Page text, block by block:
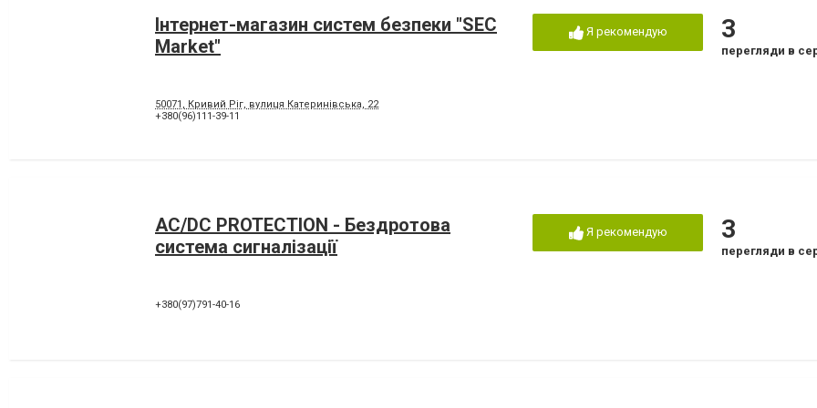
Інтернет-магазин систем безпеки "SEC
Market"
50071, Кривий Ріг, вулиця Катеринівська, 22
+380(96)111-39-11
Я рекомендую 3
перегляди в
AC/DC PROTECTION - Бездротова
система сигналізації
+380(97)791-40-16
Я рекомендую 3
перегляди в